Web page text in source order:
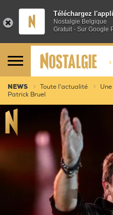
Téléchargez
Nostalgie Belgique
Gratuit - Sur Google
>
NEWS Toute l'actualité
Patrick Bruel